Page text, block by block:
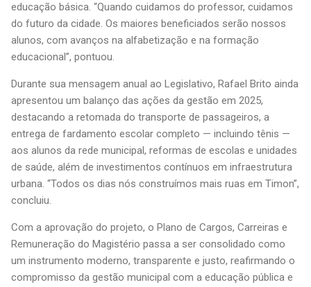
educação básica. “Quando cuidamos do professor, cuidamos
do futuro da cidade. Os maiores beneficiados serão nossos
alunos, com avanços na alfabetização e na formação
educacional”, pontuou.
Durante sua mensagem anual ao Legislativo, Rafael Brito ainda
apresentou um balanço das ações da gestão em 2025,
destacando a retomada do transporte de passageiros, a
entrega de fardamento escolar completo — incluindo tênis —
aos alunos da rede municipal, reformas de escolas e unidades
de saúde, além de investimentos contínuos em infraestrutura
urbana. “Todos os dias nós construímos mais ruas em Timon”,
concluiu.
Com a aprovação do projeto, o Plano de Cargos, Carreiras e
Remuneração do Magistério passa a ser consolidado como
um instrumento moderno, transparente e justo, reafirmando o
compromisso da gestão municipal com a educação pública e